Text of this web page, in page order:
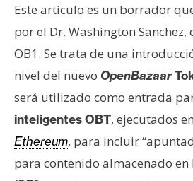
r
u
m
I
A
A
Este artículo es un borrador
por el Dr. Washington
OB1. Se trata de una
nivel del nuevo OpenBazaar
será utilizado como entrada
inteligentes OBT, ejecutados
Ethereum, para incluir
para contenido almacenado en